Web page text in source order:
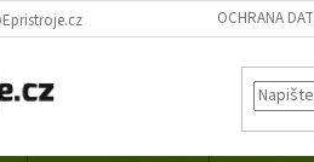
OCHRANA DAT